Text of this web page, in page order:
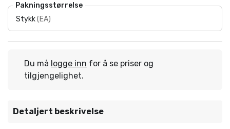
Pakningsstørrelse
Stykk(EA)
Du må logge inn for å se priser og
tilgjengelighet.
Detaljert beskrivelse